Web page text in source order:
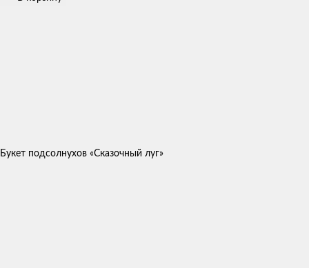
Букет подсолнухов «Сказочный луг»